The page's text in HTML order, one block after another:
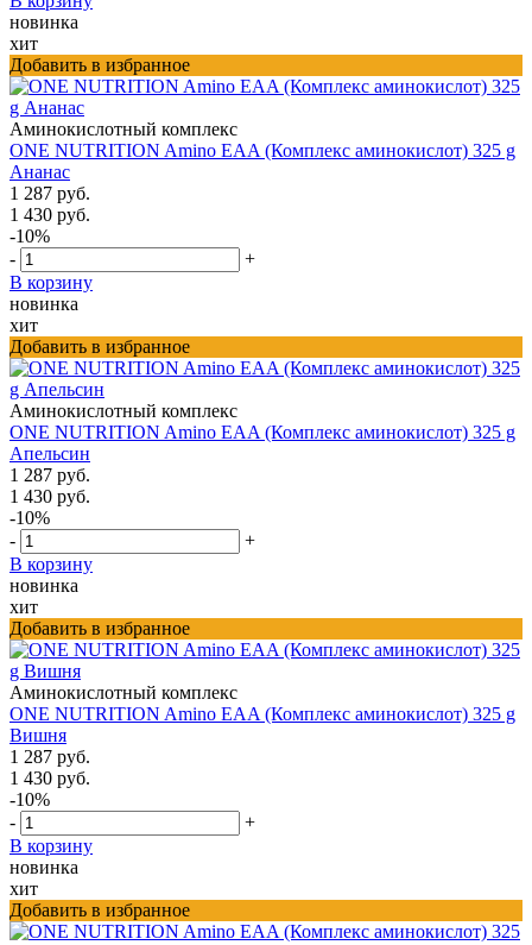
новинка
хит
Добавить в избранное
Аминокислотный комплекс
ONE NUTRITION Amino EAA (Комплекс аминокислот) 325 g
Ананас
1 287 руб.
1 430 руб.
-10%
-
+
В корзину
новинка
хит
Добавить в избранное
Аминокислотный комплекс
ONE NUTRITION Amino EAA (Комплекс аминокислот) 325 g
Апельсин
1 287 руб.
1 430 руб.
-10%
-
+
В корзину
новинка
хит
Добавить в избранное
Аминокислотный комплекс
ONE NUTRITION Amino EAA (Комплекс аминокислот) 325 g
Вишня
1 287 руб.
1 430 руб.
-10%
-
+
В корзину
новинка
хит
Добавить в избранное